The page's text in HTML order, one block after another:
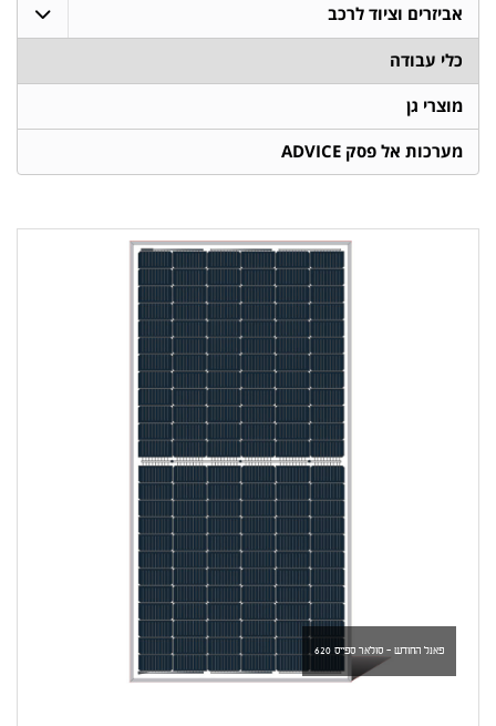
אביזרים וציוד לרכב
כלי עבודה
מוצרי גן
מערכות אל פסק ADVICE
פאנל החודש - סולאר ספייס 620